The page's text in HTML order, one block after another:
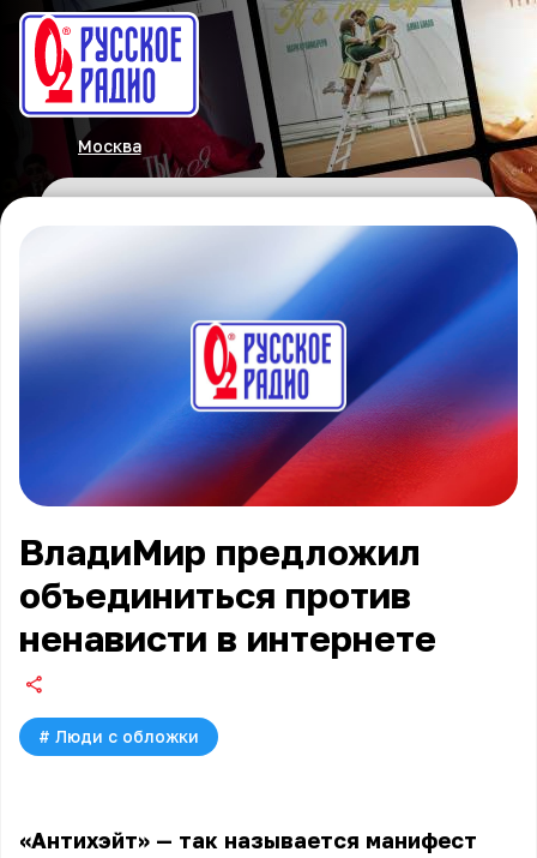
Москва
ВладиМир предложил
объединиться против
ненависти в интернете
# Люди с обложки
«Антихэйт» — так называется манифест